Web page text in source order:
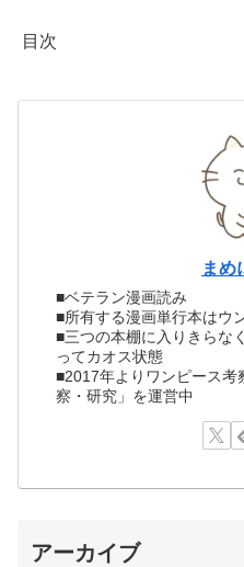
目次
まめ
■ベテラン漫画読み
■所有する漫画単行本はウ
■三つの本棚に入りきらな
ってカオス状態
■2017年よりワンピース考
察・研究」を運営中
アーカイブ